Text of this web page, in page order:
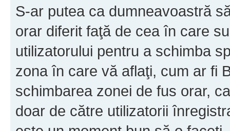
S-ar putea ca dumneavoastră
orar diferit faţă de cea în care
utilizatorului pentru a schimba
zona în care vă aflaţi, cum ar fi
schimbarea zonei de fus orar,
doar de către utilizatorii